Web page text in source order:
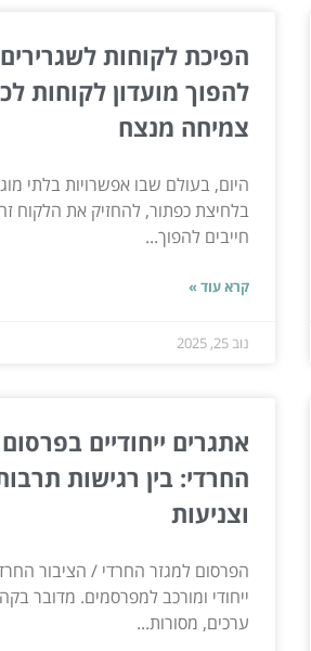
הפיכת לקוחות
להפוך מועדון לקוחות
צמיחה מנצח
היום, בעולם שבו אפשרויות בלתי
בלחיצת כפתור, להחזיק את הלקוח
חייבים להפוך...
קרא עוד »
נוב 25, 2025
אתגרים ייחודיים
החרדי: בין רגישות
וצניעות
הפרסום למגזר החרדי / הציבור
ייחודי ומורכב למפרסמים. מדובר
ערכים, מסורות...